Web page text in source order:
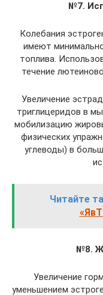
№7.
Колебания
имеют
топлива.
течение
Увеличение
триглицеридов в
мобилизацию
физических
углеводы) в
Читайте
№8.
Увеличение
уменьшением